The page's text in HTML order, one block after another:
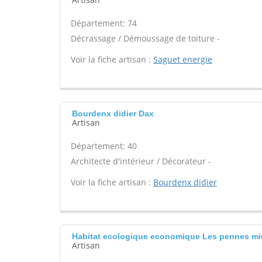
Département: 74
Décrassage / Démoussage de toiture -
Voir la fiche artisan : Saguet energie
Bourdenx didier Dax
Artisan
Département: 40
Architecte d'intérieur / Décorateur -
Voir la fiche artisan : Bourdenx didier
Habitat ecologique economique Les pennes
Artisan